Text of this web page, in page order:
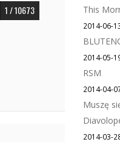
1 / 10673 This
2014-06-
2014-05-
RSM
2014-04-
Muszę
2014-03-